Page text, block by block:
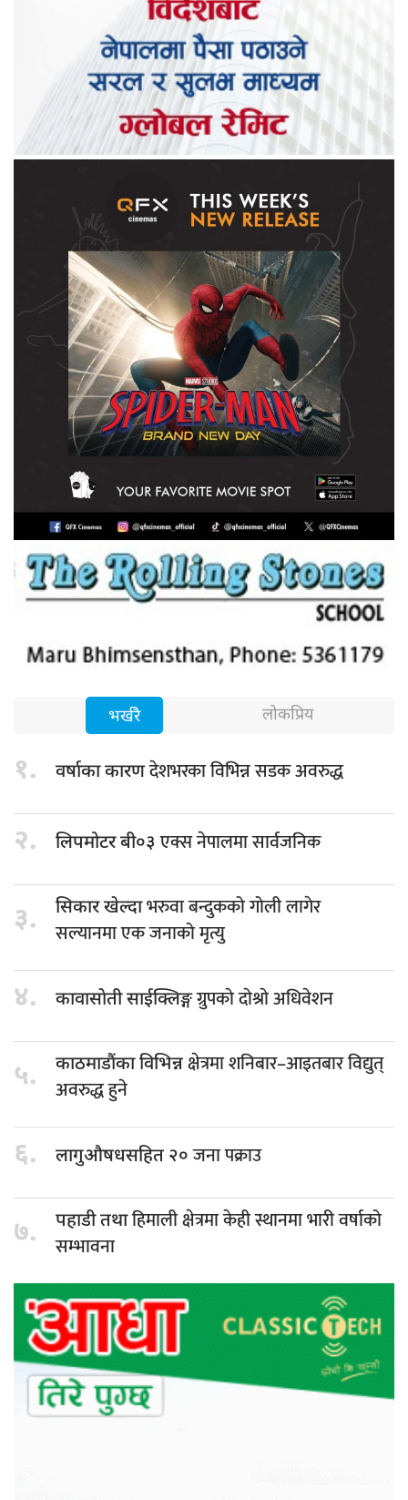
भर्खरै लोकप्रिय
१. वर्षाका कारणदेशभरका विभिन्न सडक अवरुद्ध
२. लिपमोटर बी०३एक्स नेपालमा सार्वजनिक
३. सिकार खेल्दाभरुवा बन्दुकको गोली लागेर
सल्यानमा एक जनाको मृत्यु
४. कावासाेती साईक्लिङ्गग्रुपकाे दाेश्राे अधिवेशन
५. काठमाडौंका विभिन्नक्षेत्रमा शनिबार–आइतबार विद्युत्
अवरुद्ध हुने
६. लागुऔषधसहित २०जना पक्राउ
७. पहाडी तथाहिमाली क्षेत्रमा केही स्थानमा भारी वर्षाको
सम्भावना